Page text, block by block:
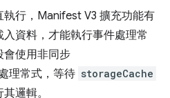
行，Manifest V3 擴充功能有
資料，才能執行事件處理常
會使用非同步
理常式，等待 storageCache
邏輯。